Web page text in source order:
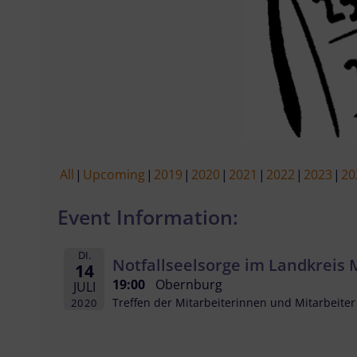
All Upcoming 2019 2020 2021 2022 2023
Event Information:
DI.
14
JULI
2020
Notfallseelsorge im Landkreis
19:00 Obernburg
Treffen der Mitarbeiterinnen und Mitarbeiter